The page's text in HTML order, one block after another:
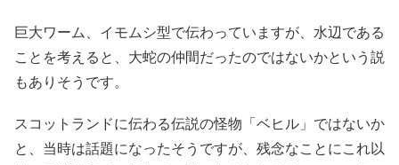
巨大ワーム、イモムシ型で伝わっていますが、水辺である
ことを考えると、大蛇の仲間だったのではないかという説
もありそうです。
スコットランドに伝わる伝説の怪物「ベヒル」ではないか
と、当時は話題になったそうですが、残念なことにこれ以